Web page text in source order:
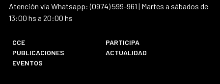
Atención vía Whatsapp: (0974) 599-961 | Martes a sábados de
13:00 hs a 20:00 hs
CCE
PARTICIPA
PUBLICACIONES
ACTUALIDAD
EVENTOS